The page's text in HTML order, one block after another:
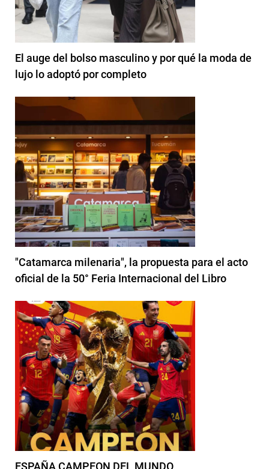
El auge del bolso masculino y por qué la moda de
lujo lo adoptó por completo
"Catamarca milenaria", la propuesta para el acto
oficial de la 50° Feria Internacional del Libro
ESPAÑA CAMPEON DEL MUNDO